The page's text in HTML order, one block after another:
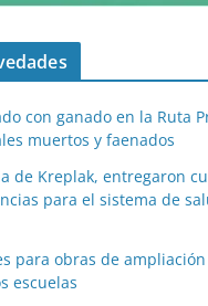
con ganado en la Ruta
muertos y faenados
de Kreplak, entregaron
para el sistema de
para obras de
escuelas